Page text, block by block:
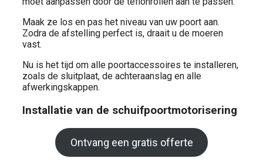
Maak ze los en pas het niveau van uw poort aan.
Zodra de afstelling perfect is, draait u de moeren
vast.
Nu is het tijd om alle poortaccessoires te installeren,
zoals de sluitplaat, de achteraanslag en alle
afwerkingskappen.
Installatie van de schuifpoortmotorisering
Ontvang een gratis offerte